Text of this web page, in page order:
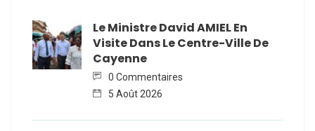
Le Ministre David AMIEL En
Visite Dans Le Centre-Ville De
Cayenne
0 Commentaires
5 Août 2026